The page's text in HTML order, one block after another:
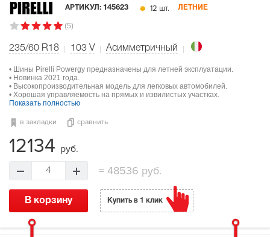
АРТИКУЛ: 145623 12 шт. ЛЕТНИЕ
(5)
235/60 R18 103 V Асимметричный
• Шины Pirelli Powergy предназначены для летней эксплуатации.
• Новинка 2021 года.
• Высокопроизводительная модель для легковых автомобилей.
• Хорошая управляемость на прямых и извилистых участках.
Показать полностью
в закладки сравнить
12134 руб.
4 =48536 руб.
В корзину Купить в 1 клик